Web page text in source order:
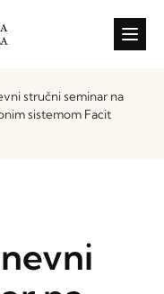
stručni seminar na
sistemom Facit